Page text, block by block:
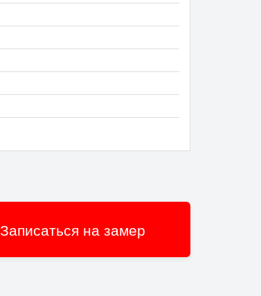
Записаться на замер